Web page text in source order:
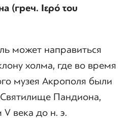
(греч. Ιερό του
может направиться
холма, где во время
музея Акрополя были
Пандиона,
века до н. э.